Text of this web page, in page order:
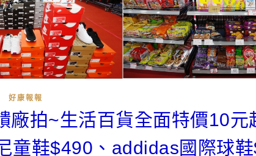
好康報報
廠拍~生活百貨全面特價10元
童鞋$490、addidas國際球